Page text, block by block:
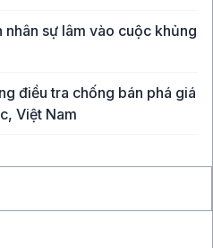
nhân sự lâm vào cuộc khủng
điều tra chống bán phá giá
Việt Nam